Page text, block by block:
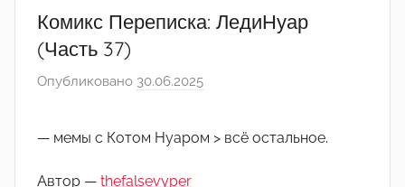
Комикс Переписка: ЛедиНуар
(Часть 37)
Опубликовано 30.06.2025
— мемы с Котом Нуаром > всё остальное.
Автор — thefalsevyper